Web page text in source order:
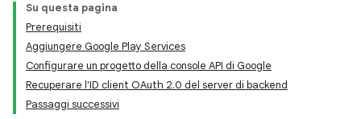
Su questa pagina
Prerequisiti
Aggiungere Google Play Services
Configurare un progetto della console API di Google
Recuperare l'ID client OAuth 2.0 del server di backend
Passaggi successivi